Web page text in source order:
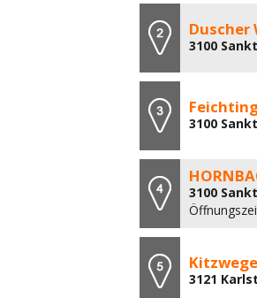
Duscher
3100
3100
3100
3121